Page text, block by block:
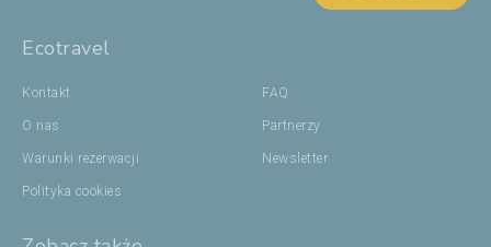
Ecotravel
Kontakt
O nas
Warunki rezerwacji
Polityka cookies
FAQ
Partnerzy
Newsletter